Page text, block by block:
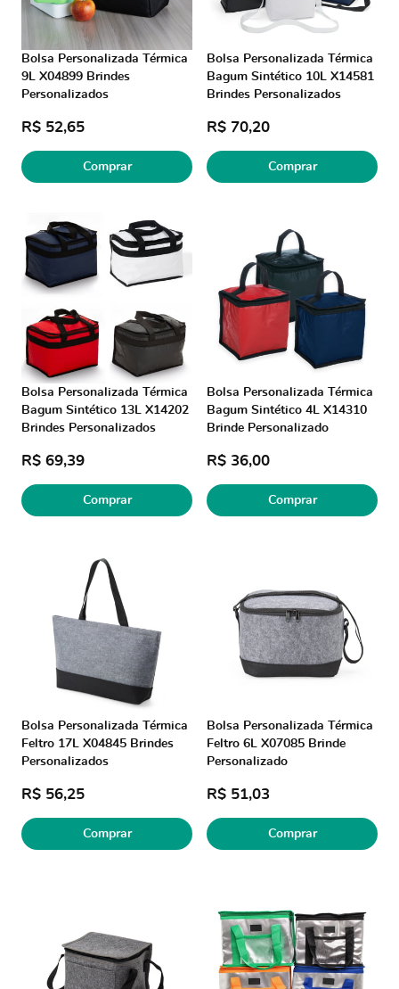
Bolsa Personalizada Térmica
9L X04899 Brindes
Personalizados
R$ 52,65
Comprar
Bolsa Personalizada Térmica
Bagum Sintético 10L X14581
Brindes Personalizados
R$ 70,20
Comprar
Bolsa Personalizada Térmica
Bagum Sintético 13L X14202
Brindes Personalizados
R$ 69,39
Comprar
Bolsa Personalizada Térmica
Bagum Sintético 4L X14310
Brinde Personalizado
R$ 36,00
Comprar
Bolsa Personalizada Térmica
Feltro 17L X04845 Brindes
Personalizados
R$ 56,25
Comprar
Bolsa Personalizada Térmica
Feltro 6L X07085 Brinde
Personalizado
R$ 51,03
Comprar